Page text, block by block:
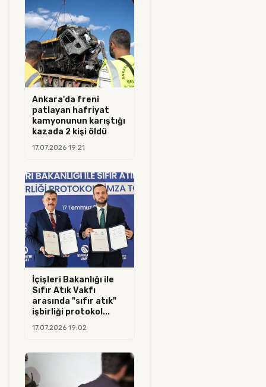
Ankara'da freni
patlayan hafriyat
kamyonunun karıştığı
kazada 2 kişi öldü
17.07.2026 19:21
İçişleri Bakanlığı ile
Sıfır Atık Vakfı
arasında "sıfır atık"
işbirliği protokol...
17.07.2026 19:02